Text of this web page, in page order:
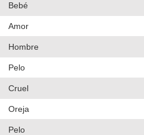
Bebé
Amor
Hombre
Pelo
Cruel
Oreja
Pelo